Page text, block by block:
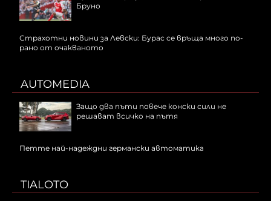
Бруно
Страхотни новини за Левски: Бурас се връща много по-
рано от очакваното
AUTOMEDIA
Защо два пъти повече конски сили не
решават всичко на пътя
Петте най-надеждни германски автоматика
TIALOTO